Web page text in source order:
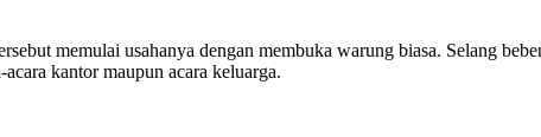
memulai usahanya dengan membuka warung biasa. Selang
kantor maupun acara keluarga.